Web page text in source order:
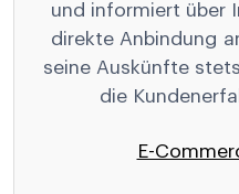
und informiert über
direkte Anbindung
seine Auskünfte
die
E-